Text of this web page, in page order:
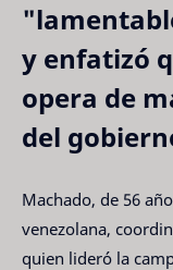
y enfatizó
opera de
del
Machado, de 56
venezolana,
quien lideró la